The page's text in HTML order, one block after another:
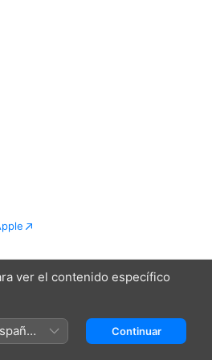
Apple TV y la privacidad
ver el contenido específico
Continuar